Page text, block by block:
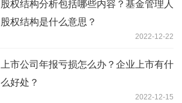
股权结构分析包括哪些内容？基金管理人
股权结构是什么意思？
2022-12-22
上市公司年报亏损怎么办？企业上市有什
么好处？
2022-12-15